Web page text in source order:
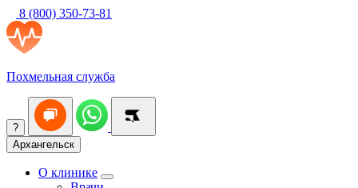
8 (800) 350-73-81
Похмельная служба
?
Архангельск
О клинике